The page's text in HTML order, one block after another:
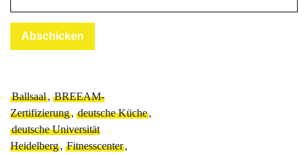
Ballsaal, BREEAM-
Zertifizierung, deutsche Küche,
deutsche Universität
Heidelberg, Fitnesscenter,